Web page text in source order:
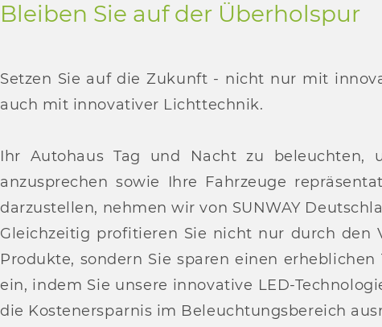
Bleiben Sie auf der Überholspur
Setzen Sie auf die Zukunft - nicht nur mit
auch mit innovativer Lichttechnik.
Ihr Autohaus Tag und Nacht zu beleuchten,
anzusprechen sowie Ihre Fahrzeuge
darzustellen, nehmen wir von SUNWAY
Gleichzeitig profitieren Sie nicht nur durch den
Produkte, sondern Sie sparen einen
ein, indem Sie unsere innovative LED-
die Kostenersparnis im Beleuchtungsbereich